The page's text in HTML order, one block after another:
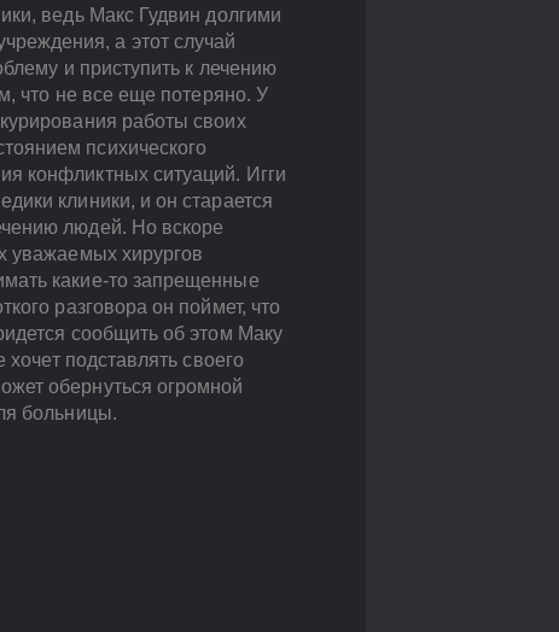
ведь Макс Гудвин долгими
а этот случай
и приступить к лечению
что не все еще потеряно. У
работы своих
психического
конфликтных ситуаций. Игги
клиники, и он старается
людей. Но вскоре
уважаемых хирургов
какие-то запрещенные
разговора он поймет, что
сообщить об этом Маку
подставлять своего
обернуться огромной
больницы.